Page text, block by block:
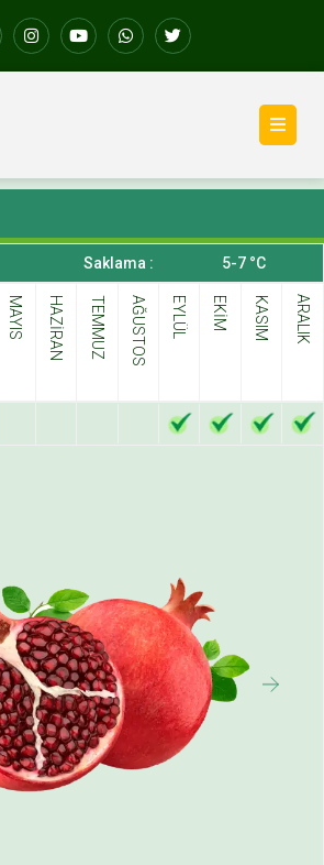
Saklama : 5-7 °C
MAYIS HAZİRAN TEMMUZ AĞUSTOS EYLÜL EKİM KASIM ARALIK